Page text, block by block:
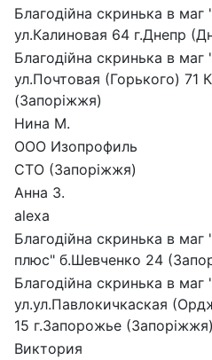
Благодійна скринька в
ул.Калиновая 64 г.Днепр
Благодійна скринька в маг
ул.Почтовая (Горького) 71
(Запоріжжя)
Нина М.
ООО Изопрофиль
СТО (Запоріжжя)
Анна З.
alexa
Благодійна скринька в маг
плюс" б.Шевченко 24
Благодійна скринька в
ул.ул.Павлокичкаская
15 г.Запорожье (Запоріжжя)
Виктория